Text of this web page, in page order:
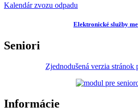
Kalendár zvozu odpadu
Elektronické služby
Seniori
Zjednodušená verzia stránok
Informácie